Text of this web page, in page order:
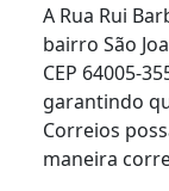
A Rua Rui
bairro São
CEP 64005-
garantindo
Correios
maneira